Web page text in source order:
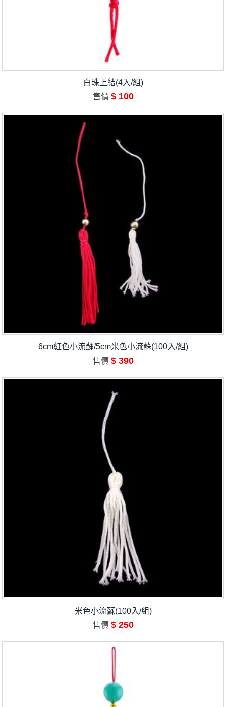
白珠上結(4入/組)
售價 $ 100
6cm紅色小流蘇/5cm米色小流蘇(100入/組)
售價 $ 390
米色小流蘇(100入/組)
售價 $ 250